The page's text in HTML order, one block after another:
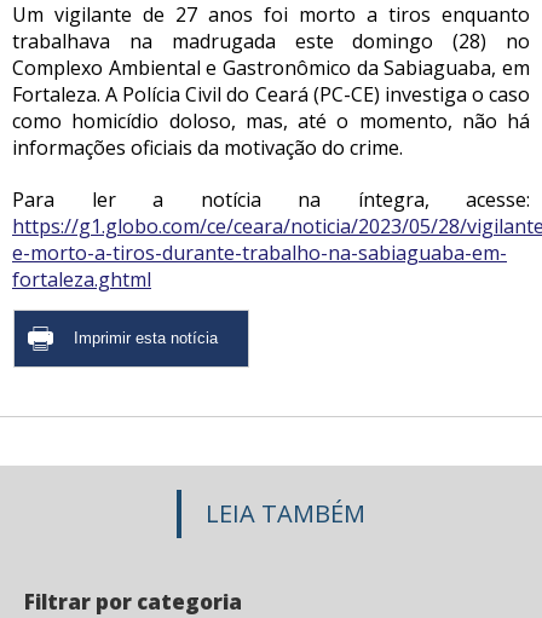
Um vigilante de 27 anos foi morto a tiros enquanto
trabalhava na madrugada este domingo (28) no
Complexo Ambiental e Gastronômico da Sabiaguaba, em
Fortaleza. A Polícia Civil do Ceará (PC-CE) investiga o caso
como homicídio doloso, mas, até o momento, não há
informações oficiais da motivação do crime.
Para ler a notícia na íntegra, acesse:
https://g1.globo.com/ce/ceara/noticia/2023/05/28/
e-morto-a-tiros-durante-trabalho-na-sabiaguaba-em-
fortaleza.ghtml
LEIA TAMBÉM
Filtrar por categoria